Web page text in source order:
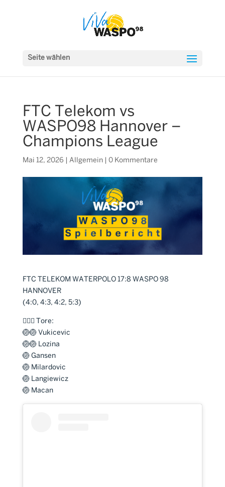
Seite wählen
FTC Telekom vs
WASPO98 Hannover –
Champions League
Mai 12, 2026 Allgemein| 0 Kommentare
FTC TELEKOM WATERPOLO 17:8 WASPO 98
HANNOVER
(4:0, 4:3, 4:2, 5:3)
🤽🏼‍♂️ Tore:
🏐🏐 Vukicevic
🏐🏐 Lozina
🏐 Gansen
🏐 Milardovic
🏐 Langiewicz
🏐 Macan